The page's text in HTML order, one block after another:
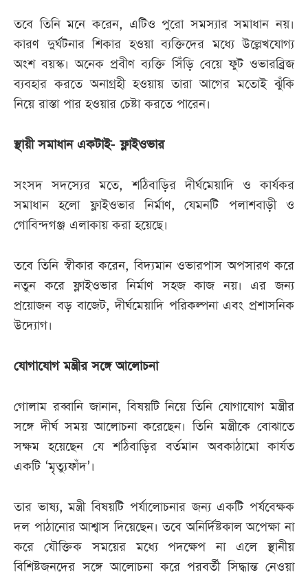
তবে তিনি মনে করেন, এটিও পুরো সমস্যার সমাধান নয়।
কারণ দুর্ঘটনার শিকার হওয়া ব্যক্তিদের মধ্যে উল্লেখযোগ্য
অংশ বয়স্ক। অনেক প্রবীণ ব্যক্তি সিঁড়ি বেয়ে ফুট ওভারব্রিজ
ব্যবহার করতে অনাগ্রহী হওয়ায় তারা আগের মতোই ঝুঁকি
নিয়ে রাস্তা পার হওয়ার চেষ্টা করতে পারেন।
স্থায়ী সমাধান একটাই- ফ্লাইওভার
সংসদ সদস্যের মতে, শঠিবাড়ির দীর্ঘমেয়াদি ও কার্যকর
সমাধান হলো ফ্লাইওভার নির্মাণ, যেমনটি পলাশবাড়ী ও
গোবিন্দগঞ্জ এলাকায় করা হয়েছে।
তবে তিনি স্বীকার করেন, বিদ্যমান ওভারপাস অপসারণ করে
নতুন করে ফ্লাইওভার নির্মাণ সহজ কাজ নয়। এর জন্য
প্রয়োজন বড় বাজেট, দীর্ঘমেয়াদি পরিকল্পনা এবং প্রশাসনিক
উদ্যোগ।
যোগাযোগ মন্ত্রীর সঙ্গে আলোচনা
গোলাম রব্বানি জানান, বিষয়টি নিয়ে তিনি যোগাযোগ মন্ত্রীর
সঙ্গে দীর্ঘ সময় আলোচনা করেছেন। তিনি মন্ত্রীকে বোঝাতে
সক্ষম হয়েছেন যে শঠিবাড়ির বর্তমান অবকাঠামো কার্যত
একটি ‘মৃত্যুফাঁদ’।
তার ভাষ্য, মন্ত্রী বিষয়টি পর্যালোচনার জন্য একটি পর্যবেক্ষক
দল পাঠানোর আশ্বাস দিয়েছেন। তবে অনির্দিষ্টকাল অপেক্ষা না
করে যৌক্তিক সময়ের মধ্যে পদক্ষেপ না এলে স্থানীয়
বিশিষ্টজনদের সঙ্গে আলোচনা করে পরবর্তী সিদ্ধান্ত নেওয়া